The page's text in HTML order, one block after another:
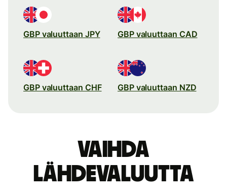
GBP valuuttaan JPY GBP valuuttaan CAD
GBP valuuttaan CHF GBP valuuttaan NZD
Vaihda
lähdevaluutta